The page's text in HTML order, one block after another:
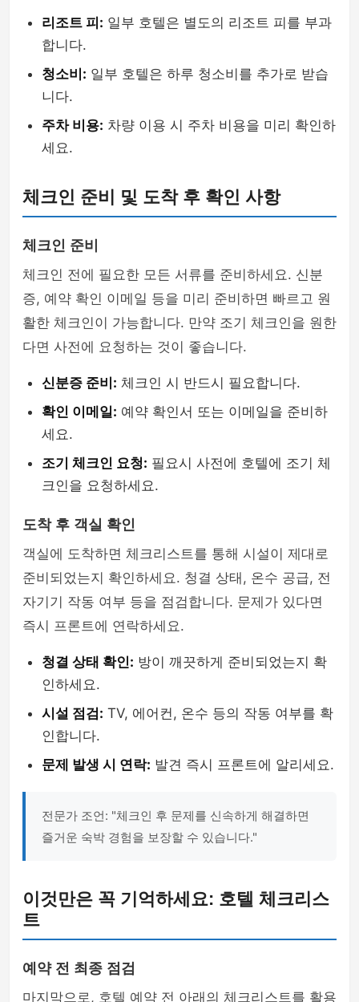
리조트 피: 일부 호텔은 별도의 리조트 피를 부과
합니다.
청소비: 일부 호텔은 하루 청소비를 추가로 받습
니다.
주차 비용: 차량 이용 시 주차 비용을 미리 확인하
세요.
체크인 준비 및 도착 후 확인 사항
체크인 준비
체크인 전에 필요한 모든 서류를 준비하세요. 신분
증, 예약 확인 이메일 등을 미리 준비하면 빠르고 원
활한 체크인이 가능합니다. 만약 조기 체크인을 원한
다면 사전에 요청하는 것이 좋습니다.
신분증 준비: 체크인 시 반드시 필요합니다.
확인 이메일: 예약 확인서 또는 이메일을 준비하
세요.
조기 체크인 요청: 필요시 사전에 호텔에 조기 체
크인을 요청하세요.
도착 후 객실 확인
객실에 도착하면 체크리스트를 통해 시설이 제대로
준비되었는지 확인하세요. 청결 상태, 온수 공급, 전
자기기 작동 여부 등을 점검합니다. 문제가 있다면
즉시 프론트에 연락하세요.
청결 상태 확인: 방이 깨끗하게 준비되었는지 확
인하세요.
시설 점검: TV, 에어컨, 온수 등의 작동 여부를 확
인합니다.
문제 발생 시 연락: 발견 즉시 프론트에 알리세요.
전문가 조언: "체크인 후 문제를 신속하게 해결하면
즐거운 숙박 경험을 보장할 수 있습니다."
이것만은 꼭 기억하세요: 호텔 체크리스
트
예약 전 최종 점검
마지막으로, 호텔 예약 전 아래의 체크리스트를 활용